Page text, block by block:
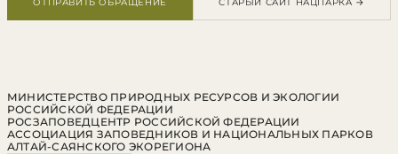
МИНИСТЕРСТВО ПРИРОДНЫХ РЕСУРСОВ И ЭКОЛОГИИ
РОССИЙСКОЙ ФЕДЕРАЦИИ
РОСЗАПОВЕДЦЕНТР РОССИЙСКОЙ ФЕДЕРАЦИИ
АССОЦИАЦИЯ ЗАПОВЕДНИКОВ И НАЦИОНАЛЬНЫХ ПАРКОВ
АЛТАЙ-САЯНСКОГО ЭКОРЕГИОНА